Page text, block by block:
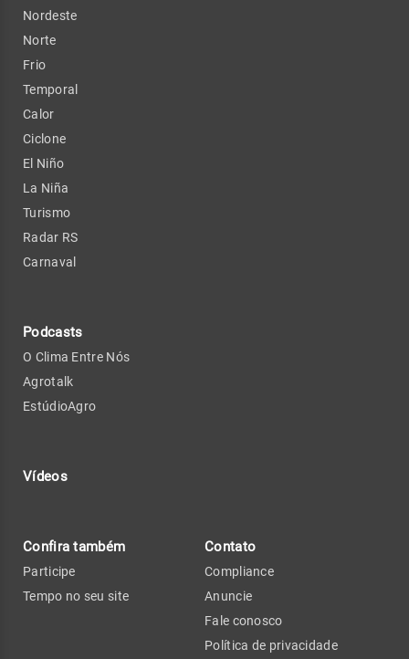
Nordeste
Norte
Frio
Temporal
Calor
Ciclone
El Niño
La Niña
Turismo
Radar RS
Carnaval
Podcasts
O Clima Entre Nós
Agrotalk
EstúdioAgro
Vídeos
Confira também
Participe
Tempo no seu site
Contato
Compliance
Anuncie
Fale conosco
Política de privacidade